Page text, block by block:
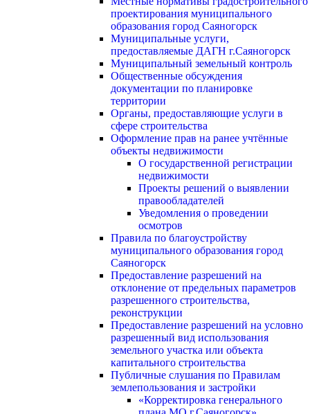
проектирования муниципального
образования город Саяногорск
Муниципальные услуги,
предоставляемые ДАГН г.Саяногорск
Муниципальный земельный контроль
Общественные обсуждения
документации по планировке
территории
Органы, предоставляющие услуги в
сфере строительства
Оформление прав на ранее учтённые
объекты недвижимости
О государственной регистрации
недвижимости
Проекты решений о выявлении
правообладателей
Уведомления о проведении
осмотров
Правила по благоустройству
муниципального образования город
Саяногорск
Предоставление разрешений на
отклонение от предельных параметров
разрешенного строительства,
реконструкции
Предоставление разрешений на условно
разрешенный вид использования
земельного участка или объекта
капитального строительства
Публичные слушания по Правилам
землепользования и застройки
«Корректировка генерального